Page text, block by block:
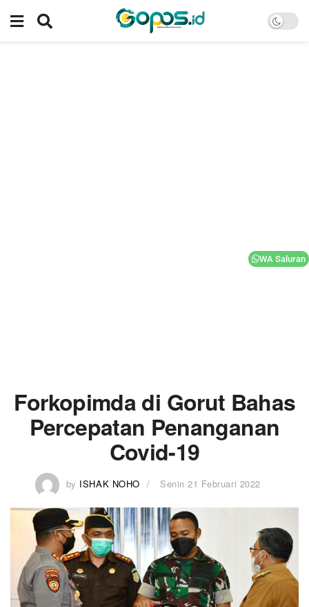
Forkopimda di Gorut Bahas
Percepatan Penanganan
Covid-19
by ISHAK NOHO Senin 21 Februari 2022
WA Saluran